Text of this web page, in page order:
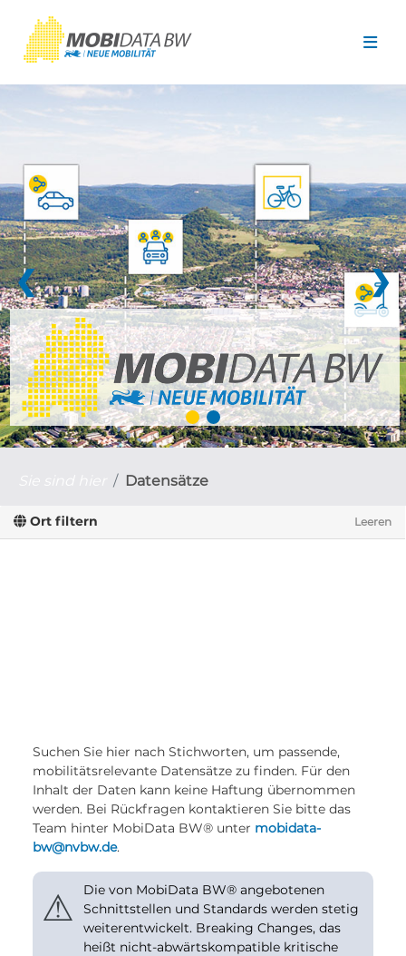
❮ ❯
Datensätze
Ort filtern Leeren
Suchen Sie hier nach Stichworten, um passende,
mobilitätsrelevante Datensätze zu finden. Für den
Inhalt der Daten kann keine Haftung übernommen
werden. Bei Rückfragen kontaktieren Sie bitte das
Team hinter MobiData BW® unter mobidata-
bw@nvbw.de.
⚠
Die von MobiData BW® angebotenen
Schnittstellen und Standards werden stetig
weiterentwickelt. Breaking Changes, das
heißt nicht-abwärtskompatible kritische